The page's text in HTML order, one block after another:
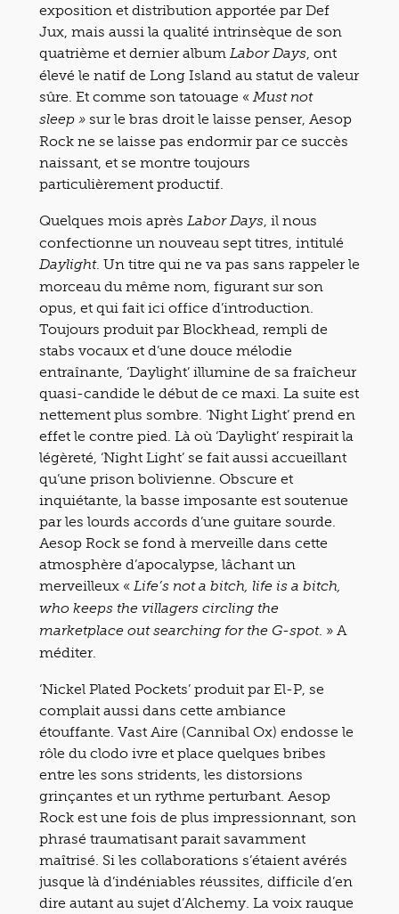
exposition et distribution apportée par Def
Jux, mais aussi la qualité intrinsèque de son
quatrième et dernier album Labor Days , ont
élevé le natif de Long Island au statut de valeur
sûre. Et comme son tatouage « Must not
sleep » sur le bras droit le laisse penser, Aesop
Rock ne se laisse pas endormir par ce succès
naissant, et se montre toujours
particulièrement productif.
Quelques mois après Labor Days , il nous
confectionne un nouveau sept titres, intitulé
Daylight. Un titre qui ne va pas sans rappeler le
morceau du même nom, figurant sur son
opus, et qui fait ici office d’introduction.
Toujours produit par Blockhead, rempli de
stabs vocaux et d’une douce mélodie
entraînante, ‘Daylight’ illumine de sa fraîcheur
quasi-candide le début de ce maxi. La suite est
nettement plus sombre. ‘Night Light’ prend en
effet le contre pied. Là où ‘Daylight’ respirait la
légèreté, ‘Night Light’ se fait aussi accueillant
qu’une prison bolivienne. Obscure et
inquiétante, la basse imposante est soutenue
par les lourds accords d’une guitare sourde.
Aesop Rock se fond à merveille dans cette
atmosphère d’apocalypse, lâchant un
merveilleux « Life’s not a bitch, life is a bitch,
who keeps the villagers circling the
marketplace out searching for the G-spot. » A
méditer.
‘Nickel Plated Pockets’ produit par El-P, se
complait aussi dans cette ambiance
étouffante. Vast Aire (Cannibal Ox) endosse le
rôle du clodo ivre et place quelques bribes
entre les sons stridents, les distorsions
grinçantes et un rythme perturbant. Aesop
Rock est une fois de plus impressionnant, son
phrasé traumatisant parait savamment
maîtrisé. Si les collaborations s’étaient avérés
jusque là d’indéniables réussites, difficile d’en
dire autant au sujet d’Alchemy. La voix rauque